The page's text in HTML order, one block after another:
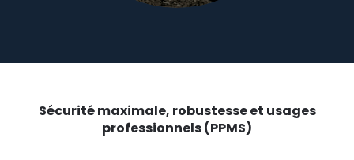
Sécurité maximale, robustesse et usages
professionnels (PPMS)